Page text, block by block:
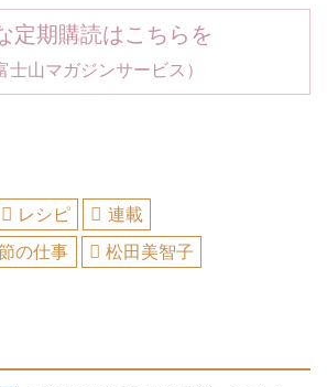
定期購読はこちらを
山マガジンサービス）
レシピ
連載
の仕事
松田美智子